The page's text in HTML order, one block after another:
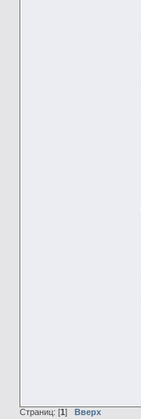
Страниц: [1 ] Вверх